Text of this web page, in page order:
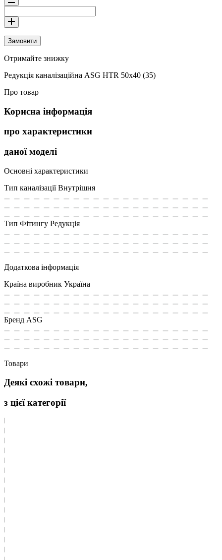
Замовити
Отримайте знижку
Редукція каналізаційна ASG HTR 50х40 (35)
Про товар
Корисна інформація
про характеристики
даної моделі
Основні характеристики
Тип каналізації Внутрішня
Тип Фітингу Редукція
Додаткова інформація
Країна виробник Україна
Бренд ASG
Товари
Деякі схожі товари,
з цієї категорії